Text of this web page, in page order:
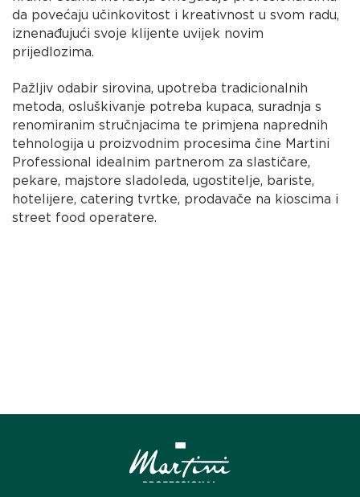
da povećaju učinkovitost i kreativnost u svom radu,
iznenađujući svoje klijente uvijek novim
prijedlozima.
Pažljiv odabir sirovina, upotreba tradicionalnih
metoda, osluškivanje potreba kupaca, suradnja s
renomiranim stručnjacima te primjena naprednih
tehnologija u proizvodnim procesima čine Martini
Professional idealnim partnerom za slastičare,
pekare, majstore sladoleda, ugostitelje, bariste,
hotelijere, catering tvrtke, prodavače na kioscima i
street food operatere.